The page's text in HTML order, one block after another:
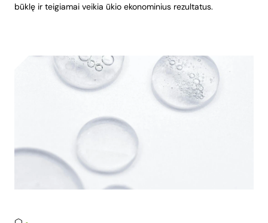
būklę ir teigiamai veikia ūkio ekonominius rezultatus.